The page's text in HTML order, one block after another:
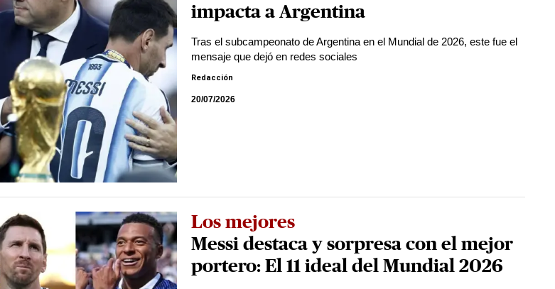
impacta a Argentina
Tras el subcampeonato de Argentina en el Mundial de 2026, este fue el
mensaje que dejó en redes sociales
Redacción
20/07/2026
Los mejores
Messi destaca y sorpresa con el mejor
portero: El 11 ideal del Mundial 2026